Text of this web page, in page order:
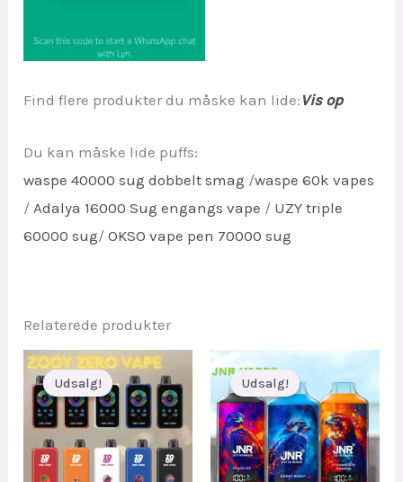
Find flere produkter du måske kan lide: Vis op
Du kan måske lide puffs:
waspe 40000 sug dobbelt smag /waspe 60k vapes
/ Adalya 16000 Sug engangs vape / UZY triple
60000 sug/OKSO vape pen 70000 sug
Relaterede produkter
Udsalg!
Udsalg! Udsalg!
Udsalg!